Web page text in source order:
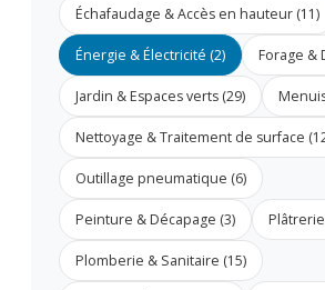
Échafaudage & Accès en hauteur (11)
Énergie & Électricité (2) Forage &
Jardin & Espaces verts (29)
Nettoyage & Traitement de surface
Outillage pneumatique (6)
Peinture & Décapage (3)
Plomberie & Sanitaire (15)